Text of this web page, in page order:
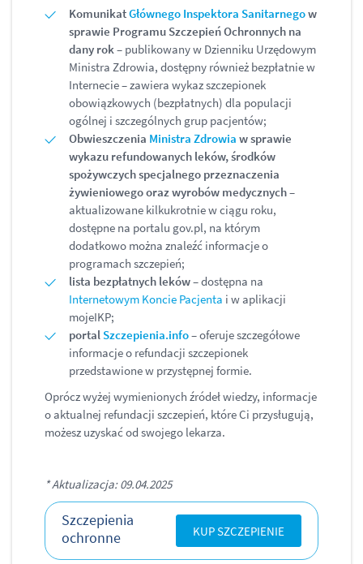
KomunikatGłównego Inspektora Sanitarnegow
sprawie Programu Szczepień Ochronnych na
dany rok– publikowany w Dzienniku Urzędowym
Ministra Zdrowia, dostępny również bezpłatnie w
Internecie – zawiera wykaz szczepionek
obowiązkowych (bezpłatnych) dla populacji
ogólnej i szczególnych grup pacjentów;
Obwieszczenia Ministra Zdrowia w sprawie
wykazu refundowanych leków, środków
spożywczych specjalnego przeznaczenia
żywieniowego oraz wyrobów medycznych–
aktualizowane kilkukrotnie w ciągu roku,
dostępne na portalu gov.pl, na którym
dodatkowo można znaleźć informacje o
programach szczepień;
lista bezpłatnych leków– dostępna na
Internetowym Koncie Pacjenta i w aplikacji
mojeIKP;
portal Szczepienia.info– oferuje szczegółowe
informacje o refundacji szczepionek
przedstawione w przystępnej formie.
Oprócz wyżej wymienionych źródeł wiedzy, informacje
o aktualnej refundacji szczepień, które Ci przysługują,
możesz uzyskać od swojego lekarza.
* Aktualizacja: 09.04.2025
Szczepienia
ochronne
KUP SZCZEPIENIE